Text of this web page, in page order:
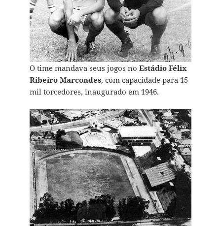
O time mandava seus jogos no Estádio Félix
Ribeiro Marcondes, com capacidade para 15
mil torcedores, inaugurado em 1946.